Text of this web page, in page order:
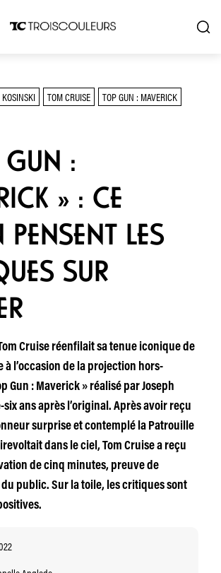
KOSINSKI TOM CRUISE
TOP GUN : MAVERICK
:
» : CE
PENSENT LES
SUR
Cruise réenfilait sa tenue iconique de
à l’occasion de la projection hors-
Gun : Maverick » réalisé par Joseph
ans après l’original. Après avoir reçu
surprise et contemplé la Patrouille
dans le ciel, Tom Cruise a reçu
de cinq minutes, preuve de
du public. Sur la toile, les critiques sont